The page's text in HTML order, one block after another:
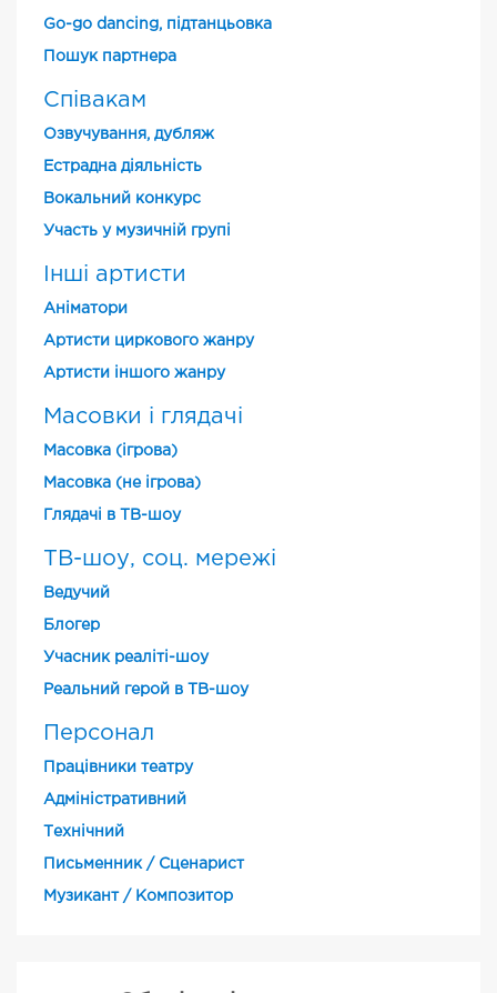
Go-go dancing, підтанцьовка
Пошук партнера
Співакам
Озвучування, дубляж
Естрадна діяльність
Вокальний конкурс
Участь у музичній групі
Інші артисти
Аніматори
Артисти циркового жанру
Артисти іншого жанру
Масовки і глядачі
Масовка (ігрова)
Масовка (не ігрова)
Глядачі в ТВ-шоу
ТВ-шоу, соц. мережі
Ведучий
Блогер
Учасник реаліті-шоу
Реальний герой в ТВ-шоу
Персонал
Працівники театру
Адміністративний
Технічний
Письменник / Сценарист
Музикант / Композитор